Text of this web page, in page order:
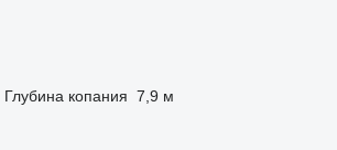
Глубина копания 7,9 м